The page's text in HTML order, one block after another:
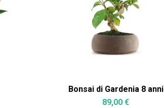
Bonsai di Gardenia 8 anni
89,00 €